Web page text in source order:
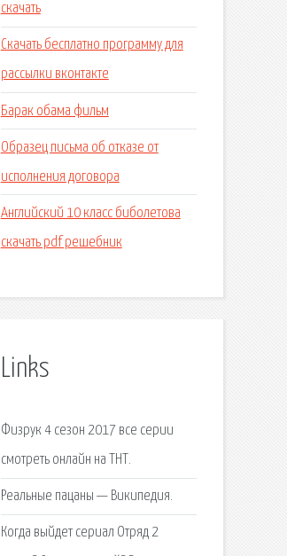
скачать
Скачать бесплатно программу для
рассылки вконтакте
Барак обама фильм
Образец письма об отказе от
исполнения договора
Английский 10 класс биболетова
скачать pdf решебник
Links
Физрук 4 сезон 2017 все серии
смотреть онлайн на ТНТ.
Реальные пацаны — Википедия.
Когда выйдет сериал Отряд 2